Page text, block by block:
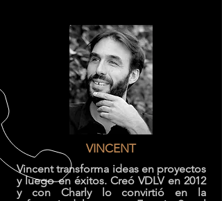
VINCENT
Vincent transforma ideas en proyectos
y luego en éxitos. Creó VDLV en 2012
y con Charly lo convirtió en la